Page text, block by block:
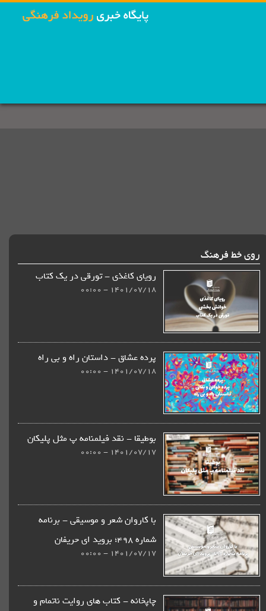
روی خط فرهنگ
رویای کاغذی - تورقی در یک کتاب
1401/07/18 - 00:00
پرده عشاق - داستان راه و بی راه
1401/07/18 - 00:00
بوطیقا - نقد فیلمنامه پ مثل پلیکان
1401/07/17 - 00:00
با کاروان شعر و موسیقی - برنامه
شماره 498؛ بروید ای حریفان
1401/07/17 - 00:00
چاپخانه - كتاب های روایت ناتمام و